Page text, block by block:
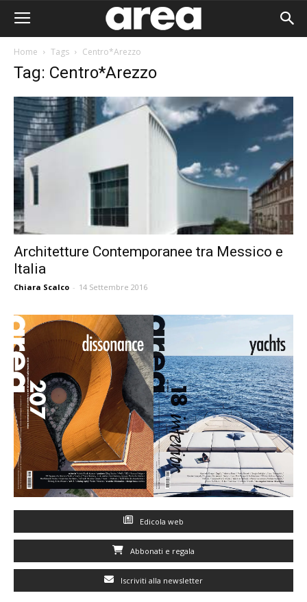
Home Tags Centro*Arezzo
Tag: Centro*Arezzo
Architetture Contemporanee tra Messico e
Italia
Chiara Scalco - 14 Settembre 2016
Edicola web
Abbonati e regala
Iscriviti alla newsletter